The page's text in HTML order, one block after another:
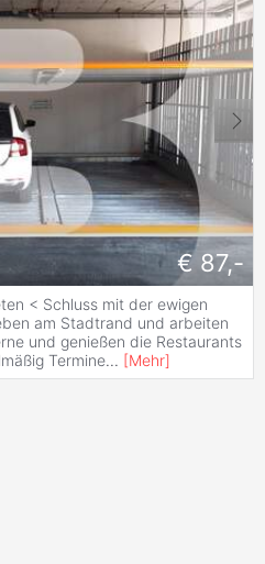
€ 87,-
< Schluss mit der ewigen
am Stadtrand und arbeiten
und genießen die Restaurants
Termine... [Mehr]